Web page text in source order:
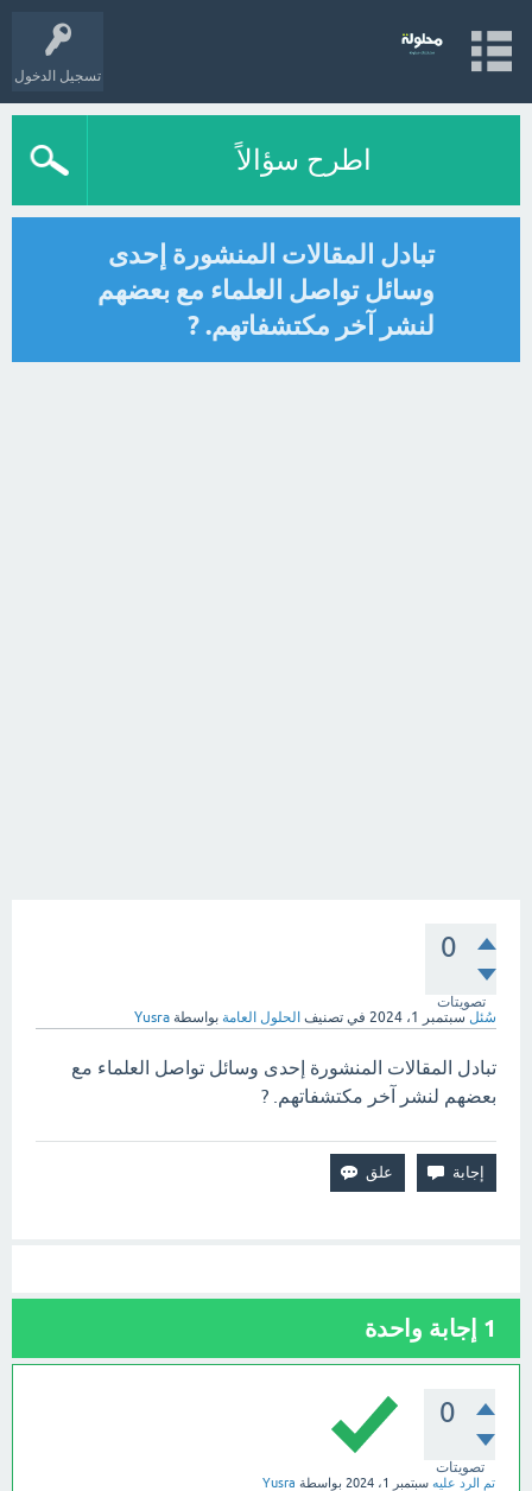
تسجيل الدخول
اطرح سؤالاً
تبادل المقالات المنشورة إحدى
وسائل تواصل العلماء مع بعضهم
لنشر آخر مكتشفاتهم. ?
0
تصويتات
سُئل سبتمبر 1، 2024 في تصنيف الحلول العامة بواسطة Yusra
تبادل المقالات المنشورة إحدى وسائل تواصل العلماء مع
بعضهم لنشر آخر مكتشفاتهم. ?
1 إجابة واحدة
0
تصويتات
تم الرد عليه سبتمبر 1، 2024 بواسطة Yusra